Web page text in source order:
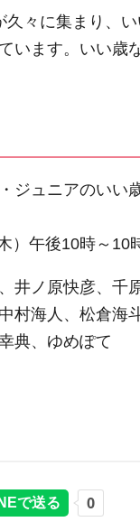
久々に集まり、
います。いい歳
ジュニアのいい
）午後10時～10
井ノ原快彦、千
村海人、松倉海
典、ゆめぽて